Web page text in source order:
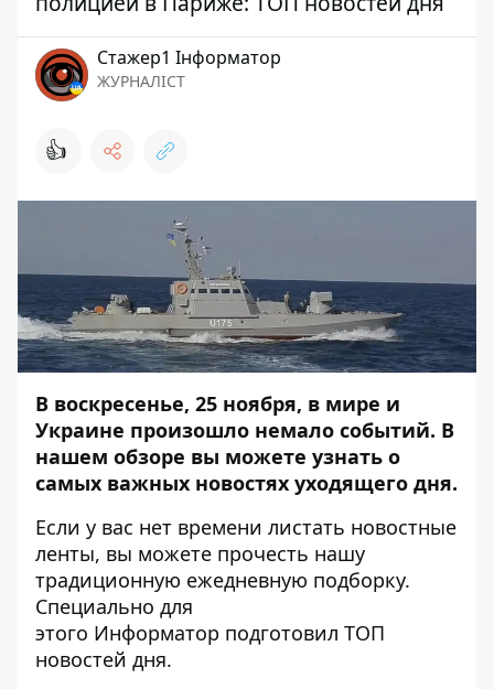
Стажер1 Інформатор
ЖУРНАЛІСТ
👍
В воскресенье, 25 ноября, в мире и
Украине произошло немало событий. В
нашем обзоре вы можете узнать о
самых важных новостях уходящего дня.
Если у вас нет времени листать новостные
ленты, вы можете прочесть нашу
традиционную ежедневную подборку.
Специально для
этого Информатор подготовил ТОП
новостей дня.